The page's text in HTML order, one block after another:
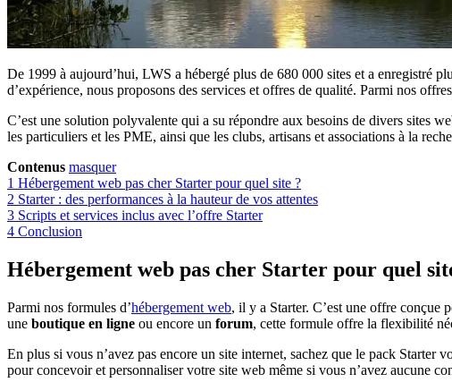
De 1999 à aujourd’hui, LWS a hébergé plus de 680 000 sites et a enregistré
d’expérience, nous proposons des services et offres de qualité. Parmi nos
C’est une solution polyvalente qui a su répondre aux besoins de divers sites
les particuliers et les PME, ainsi que les clubs, artisans et associations à la
Contenus masquer
1 Hébergement web pas cher Starter pour quel site ?
2 Starter : des performances à la hauteur de vos attentes
3 Scripts et services inclus avec l’offre Starter
4 Conclusion
Hébergement web pas cher Starter pour quel
Parmi nos formules d’hébergement web, il y a Starter. C’est une offre conçue
une boutique en ligne ou encore un forum, cette formule offre la flexibilité
En plus si vous n’avez pas encore un site internet, sachez que le pack Starter
pour concevoir et personnaliser votre site web même si vous n’avez aucune